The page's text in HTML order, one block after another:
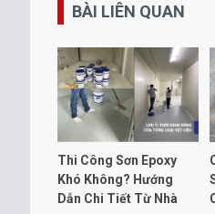
BÀI LIÊN QUAN
Thi Công Sơn Epoxy
Khó Không? Hướng
Dẫn Chi Tiết Từ Nhà